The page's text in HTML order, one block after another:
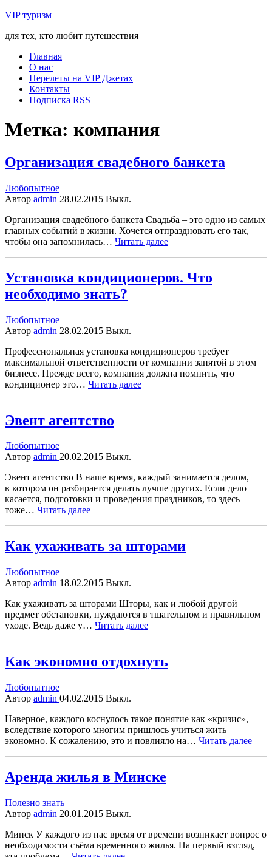
VIP туризм
для тех, кто любит путешествия
Главная
О нас
Перелеты на VIP Джетах
Контакты
Подписка RSS
Метка: компания
Организация свадебного банкета
Любопытное
Автор admin 28.02.2015 Выкл.
Организация свадебного банкета Свадьба – это одно из самых
главных событий в жизни. Хочется отпраздновать его так,
чтобы она запомнилась… Читать далее
Установка кондиционеров. Что
необходимо знать?
Любопытное
Автор admin 28.02.2015 Выкл.
Профессиональная установка кондиционеров требует
максимальной ответственности от компании занятой в этом
бизнесе. Прежде всего, компания должна помнить, что
кондиционер это… Читать далее
Эвент агентство
Любопытное
Автор admin 20.02.2015 Выкл.
Эвент агентство В наше время, каждый занимается делом,
в котором он разбирается делать лучше других. Если дело
касается, подготовки и проведения праздников, то здесь
тоже… Читать далее
Как ухаживать за шторами
Любопытное
Автор admin 18.02.2015 Выкл.
Как ухаживать за шторами Шторы, как и любой другой
предмет обстановки, нуждаются в тщательном и правильном
уходе. Ведь даже у… Читать далее
Как экономно отдохнуть
Любопытное
Автор admin 04.02.2015 Выкл.
Наверное, каждого коснулось такое понятие как «кризис»,
вследствие которого многим пришлось учиться жить
экономно. К сожалению, это и повлияло на… Читать далее
Аренда жилья в Минске
Полезно знать
Автор admin 20.01.2015 Выкл.
Минск У каждого из нас время от времени возникает вопрос о
необходимости съёма временного жилья. На первый взгляд,